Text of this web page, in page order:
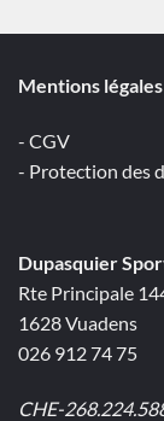
Mentions légales
- CGV
- Protection des
Dupasquier
Rte Principale
1628 Vuadens
026 912 74 75
CHE-